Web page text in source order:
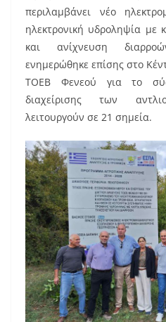
περιλαμβάνει νέο
ηλεκτρονική υδροληψία με
και ανίχνευση
ενημερώθηκε επίσης στο
ΤΟΕΒ Φενεού για το
διαχείρισης των
λειτουργούν σε 21 σημεία.